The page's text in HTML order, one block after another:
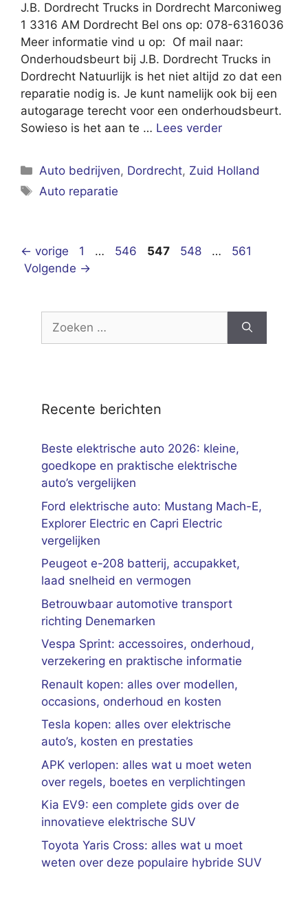
J.B. Dordrecht Trucks in Dordrecht Marconiweg
1 3316 AM Dordrecht Bel ons op: 078-6316036
Meer informatie vind u op: Of mail naar:
Onderhoudsbeurt bij J.B. Dordrecht Trucks in
Dordrecht Natuurlijk is het niet altijd zo dat een
reparatie nodig is. Je kunt namelijk ook bij een
autogarage terecht voor een onderhoudsbeurt.
Sowieso is het aan te … Lees verder
Categorieën
Auto bedrijven, Dordrecht, Zuid Holland
Tags
Auto reparatie
← vorige Pagina
1 … Pagina
546 Pagina
547 Pagina
548 … Pagina
561
Volgende →
Zoek
Recente berichten
Beste elektrische auto 2026: kleine,
goedkope en praktische elektrische
auto’s vergelijken
Ford elektrische auto: Mustang Mach-E,
Explorer Electric en Capri Electric
vergelijken
Peugeot e-208 batterij, accupakket,
laad snelheid en vermogen
Betrouwbaar automotive transport
richting Denemarken
Vespa Sprint: accessoires, onderhoud,
verzekering en praktische informatie
Renault kopen: alles over modellen,
occasions, onderhoud en kosten
Tesla kopen: alles over elektrische
auto’s, kosten en prestaties
APK verlopen: alles wat u moet weten
over regels, boetes en verplichtingen
Kia EV9: een complete gids over de
innovatieve elektrische SUV
Toyota Yaris Cross: alles wat u moet
weten over deze populaire hybride SUV